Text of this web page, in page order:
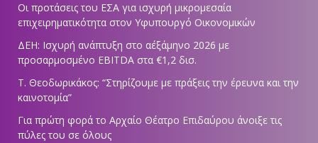
Οι προτάσεις του ΕΣΑ για ισχυρή μικρομεσαία
επιχειρηματικότητα στον Υφυπουργό Οικονομικών
ΔΕΗ: Ισχυρή ανάπτυξη στο α΄εξάμηνο 2026 με
προσαρμοσμένο EBITDA στα €1,2 δισ.
Τ. Θεοδωρικάκος: “Στηρίζουμε με πράξεις την έρευνα και την
καινοτομία”
Για πρώτη φορά το Αρχαίο Θέατρο Επιδαύρου άνοιξε τις
πύλες του σε όλους